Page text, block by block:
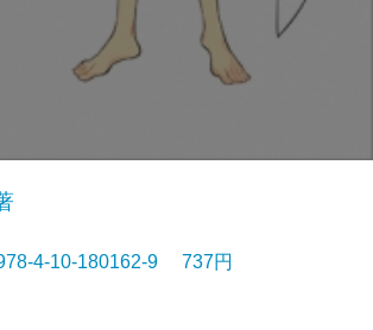
4-10-180162-9 737円